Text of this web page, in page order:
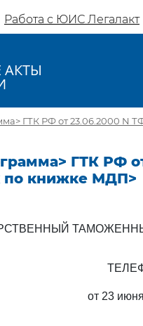
Работа с ЮИС Легалакт
ГТК РФ от 23.06.2000
ГТК РФ
по книжке МДП>
от 23